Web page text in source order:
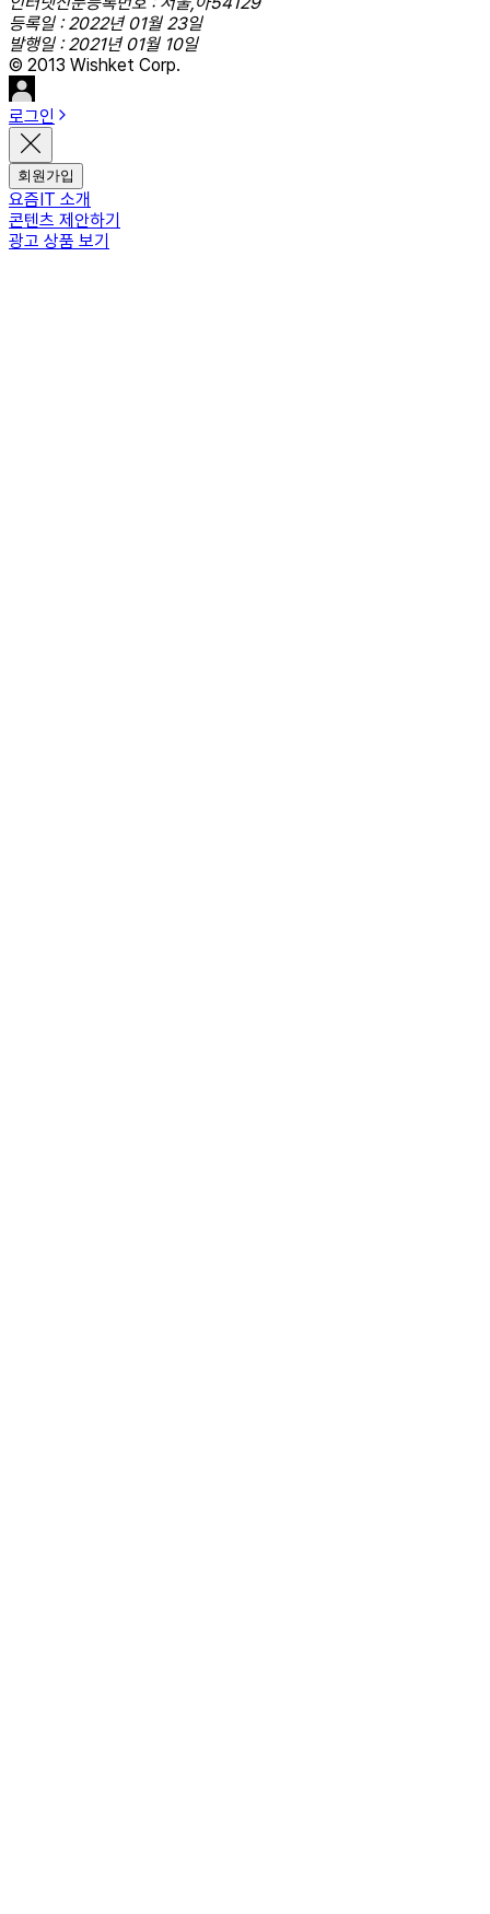
등록일 : 2022년 01월 23일
발행일 : 2021년 01월 10일
© 2013 Wishket Corp.
로그인
회원가입
요즘IT 소개
콘텐츠 제안하기
광고 상품 보기